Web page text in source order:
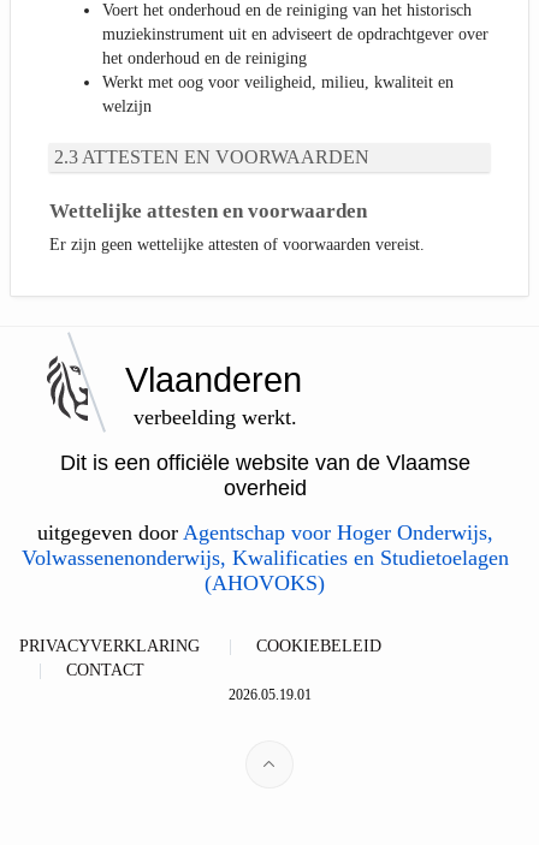
Voert het onderhoud en de reiniging van het historisch
muziekinstrument uit en adviseert de opdrachtgever over
het onderhoud en de reiniging
Werkt met oog voor veiligheid, milieu, kwaliteit en
welzijn
ATTESTEN EN VOORWAARDEN
Wettelijke attesten en voorwaarden
Er zijn geen wettelijke attesten of voorwaarden vereist.
Vlaanderen
verbeelding werkt.
Dit is een officiële website van de Vlaamse
overheid
uitgegeven door Agentschap voor Hoger Onderwijs,
Volwassenenonderwijs, Kwalificaties en Studietoelagen
(AHOVOKS)
PRIVACYVERKLARING
COOKIEBELEID
CONTACT
2026.05.19.01